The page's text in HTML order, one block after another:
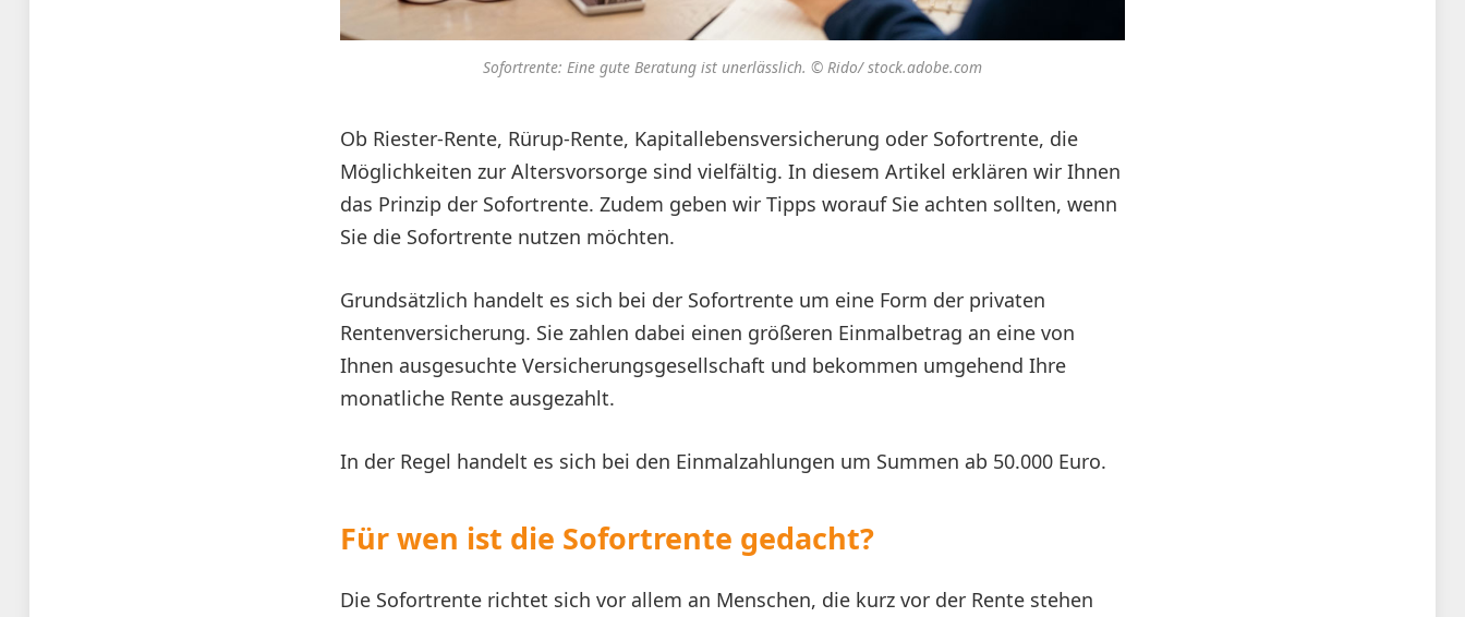
Sofortrente: Eine gute Beratung ist unerlässlich. © Rido/ stock.adobe.com
Ob Riester-Rente, Rürup-Rente, Kapitallebensversicherung oder Sofortrente, die
Möglichkeiten zur Altersvorsorge sind vielfältig. In diesem Artikel erklären wir Ihnen
das Prinzip der Sofortrente. Zudem geben wir Tipps worauf Sie achten sollten, wenn
Sie die Sofortrente nutzen möchten.
Grundsätzlich handelt es sich bei der Sofortrente um eine Form der privaten
Rentenversicherung. Sie zahlen dabei einen größeren Einmalbetrag an eine von
Ihnen ausgesuchte Versicherungsgesellschaft und bekommen umgehend Ihre
monatliche Rente ausgezahlt.
In der Regel handelt es sich bei den Einmalzahlungen um Summen ab 50.000 Euro.
Für wen ist die Sofortrente gedacht?
Die Sofortrente richtet sich vor allem an Menschen, die kurz vor der Rente stehen